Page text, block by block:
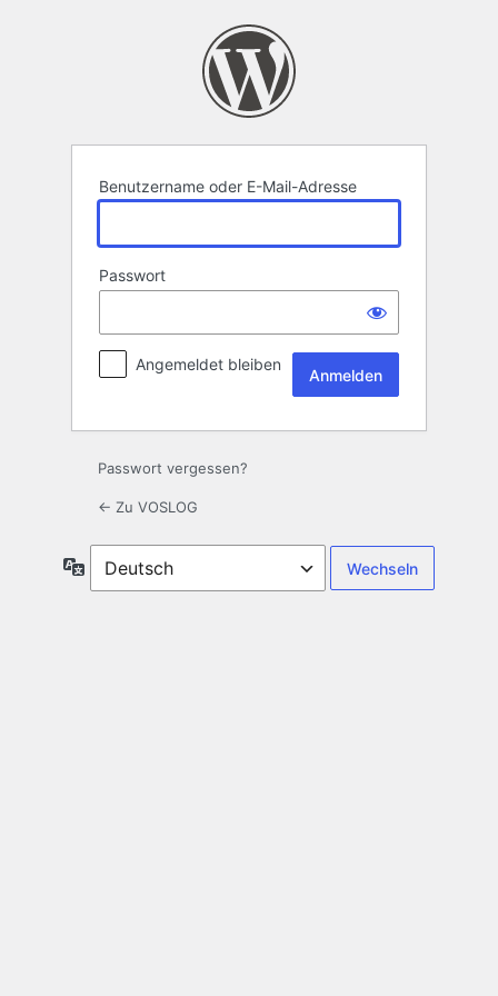
Benutzername oder E-Mail-Adresse
Passwort
Angemeldet bleiben
Passwort vergessen?
← Zu VOSLOG
Sprache